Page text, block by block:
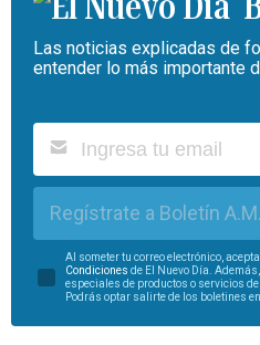
Las noticias explicadas de
entender lo más importante
Regístrate a Boletín A.M.
Al someter tu correo electrónico,
Condiciones de El Nuevo Día.
especiales de productos o servicios
Podrás optar salirte de los boletines